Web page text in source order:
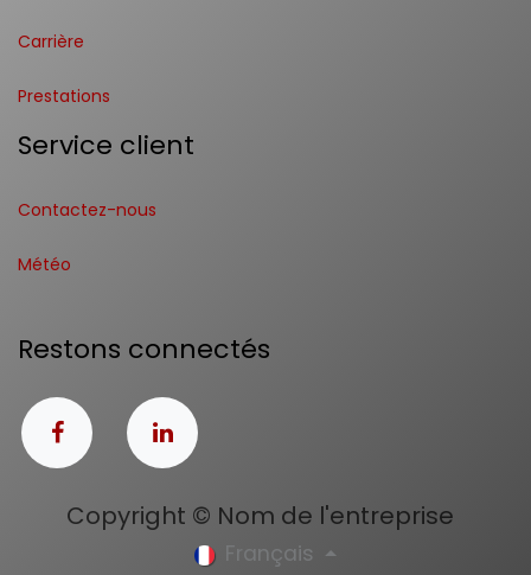
Carrière
Prestations
Service client
Contactez-nous
Météo
Restons connectés
Copyright © Nom de l'entreprise
Français